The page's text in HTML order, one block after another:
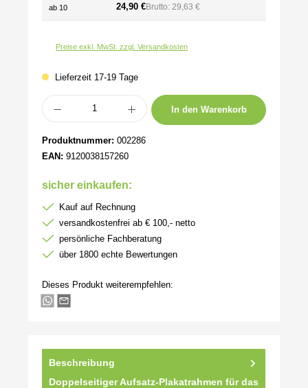
ab 10 24,90 €Brutto: 29,63 €
Preise exkl. MwSt. zzgl. Versandkosten
Lieferzeit 17-19 Tage
Produkt Anzahl: Gib den gewünschten Wert ein oder benutze die Schaltflächen
In den Warenkorb
Produktnummer: 002286
EAN: 9120038157260
sicher einkaufen:
Kauf auf Rechnung
versandkostenfrei ab € 100,- netto
persönliche Fachberatung
über 1800 echte Bewertungen
Dieses Produkt weiterempfehlen:
Beschreibung
Doppelseitiger Aufsatz-Plakatrahmen für das